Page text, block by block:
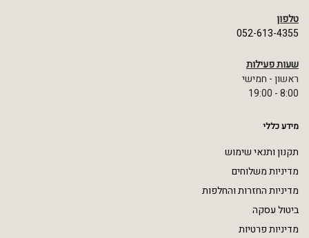
טלפון
052-613-4355
שעות פעילות
ראשון - חמישי
8:00 - 19:00
מידע כללי
תקנון ותנאי שימוש
מדיניות משלוחים
מדיניות החזרות והחלפות
ביטול עסקה
מדיניות פרטיות